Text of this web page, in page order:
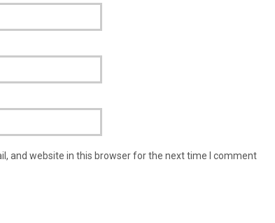
and website in this browser for the next time I comment